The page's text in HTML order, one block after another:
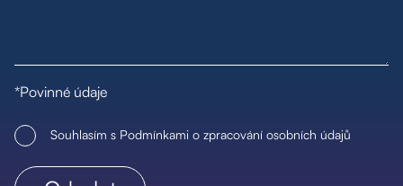
*Povinné údaje
Souhlasím s Podmínkami o zpracování osobních údajů